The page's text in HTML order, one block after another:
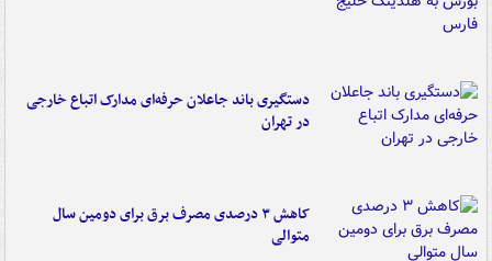
دستگیری باند جاعلان حرفه‌ای مدارک اتباع خارجی
در تهران
کاهش ۳ درصدی مصرف برق برای دومین سال
متوالی